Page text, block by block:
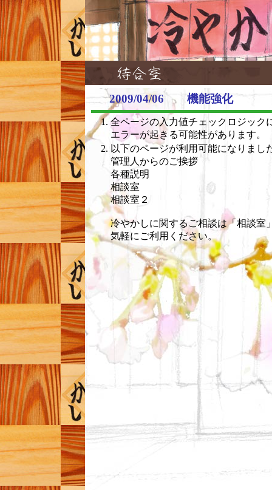
2009/04/06 機能強化
全ページの入力値チェックロジック
エラーが起きる可能性があります。
以下のページが利用可能になりまし
管理人からのご挨拶
各種説明
相談室
相談室２
冷やかしに関するご相談は「相談室
気軽にご利用ください。